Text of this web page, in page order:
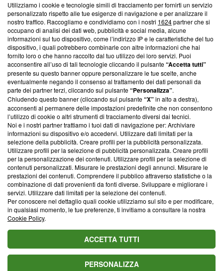
Questa sezione offre informazioni trasparenti su Blasting
News, sui nostri processi editoriali e su come ci impegniamo a
creare news di qualità. Inoltre, afferma la nostra aderenza a
‘Trust Project - News with Integrity’Blasting News non è
ancora membro del programma, ma ha richiesto di farne
parte; Trust Project non ha ancora effettuato una verifica di
conformità agli standard.
Su di noi
Team editoriale
Corporate
Redazione
Informativa Privacy
Cookie Policy
Blasting SA, IDI CHE-247.845.224, Via Carlo Frasca, 3 - 6900
Lugano (Svizzera) Tel:+39 0690258937
© 2026 Blasting News
Utilizziamo i cookie e tecnologie simili di tracciamento per fornirti un servizio
personalizzato rispetto alle tue esigenze di navigazione e per analizzare il
nostro traffico. Raccogliamo e condividiamo con i nostri 1624partner che si
occupano di analisi dei dati web, pubblicità e social media, alcune
informazioni sul tuo dispositivo, come l’indirizzo IP e le caratteristiche del tuo
dispositivo, i quali potrebbero combinarle con altre informazioni che hai
fornito loro o che hanno raccolto dal tuo utilizzo dei loro servizi. Puoi
acconsentire all’uso di tali tecnologie cliccando il pulsante“Accetta tutti”
presente su questo banner oppure personalizzare le tue scelte, anche
eventualmente negando il consenso al trattamento dei dati personali da
parte dei partner terzi, cliccando sul pulsante“Personalizza”.
Chiudendo questo banner (cliccando sul pulsante“X”in alto a destra),
acconsenti al permanere delle impostazioni predefinite che non consentono
l’utilizzo di cookie o altri strumenti di tracciamento diversi dai tecnici.
Noi e i nostri partner trattiamo i tuoi dati di navigazione per: Archiviare
informazioni su dispositivo e/o accedervi. Utilizzare dati limitati per la
selezione della pubblicità. Creare profili per la pubblicità personalizzata.
Utilizzare profili per la selezione di pubblicità personalizzata. Creare profili
per la personalizzazione dei contenuti. Utilizzare profili per la selezione di
contenuti personalizzati. Misurare le prestazioni degli annunci. Misurare le
prestazioni dei contenuti. Comprendere il pubblico attraverso statistiche o la
combinazione di dati provenienti da fonti diverse. Sviluppare e migliorare i
servizi. Utilizzare dati limitati per la selezione dei contenuti.
Per conoscere nel dettaglio quali cookie utilizziamo sul sito e per modificare,
in qualsiasi momento, le tue preferenze, ti invitiamo a consultare la nostra
Cookie Policy.
ACCETTA TUTTI
PERSONALIZZA